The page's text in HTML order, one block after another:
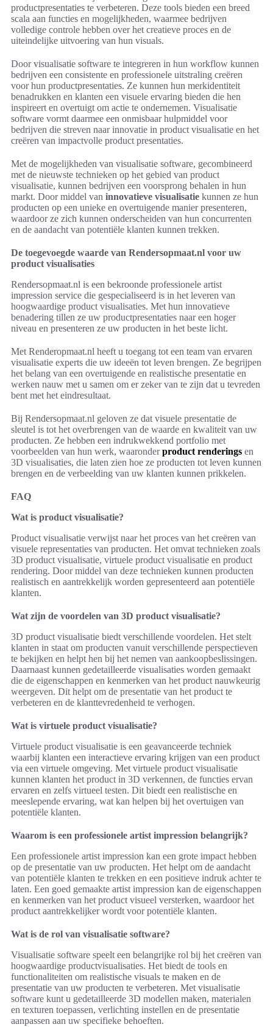
productpresentaties te verbeteren. Deze tools bieden een breed
scala aan functies en mogelijkheden, waarmee bedrijven
volledige controle hebben over het creatieve proces en de
uiteindelijke uitvoering van hun visuals.
Door visualisatie software te integreren in hun workflow kunnen
bedrijven een consistente en professionele uitstraling creëren
voor hun productpresentaties. Ze kunnen hun merkidentiteit
benadrukken en klanten een visuele ervaring bieden die hen
inspireert en overtuigt om actie te ondernemen. Visualisatie
software vormt daarmee een onmisbaar hulpmiddel voor
bedrijven die streven naar innovatie in product visualisatie en het
creëren van impactvolle product presentaties.
Met de mogelijkheden van visualisatie software, gecombineerd
met de nieuwste technieken op het gebied van product
visualisatie, kunnen bedrijven een voorsprong behalen in hun
markt. Door middel van innovatieve visualisatie kunnen ze hun
producten op een unieke en overtuigende manier presenteren,
waardoor ze zich kunnen onderscheiden van hun concurrenten
en de aandacht van potentiële klanten kunnen trekken.
De toegevoegde waarde van Rendersopmaat.nl voor uw
product visualisaties
Rendersopmaat.nl is een bekroonde professionele artist
impression service die gespecialiseerd is in het leveren van
hoogwaardige product visualisaties. Met hun innovatieve
benadering tillen ze uw productpresentaties naar een hoger
niveau en presenteren ze uw producten in het beste licht.
Met Renderopmaat.nl heeft u toegang tot een team van ervaren
visualisatie experts die uw ideeën tot leven brengen. Ze begrijpen
het belang van een overtuigende en realistische presentatie en
werken nauw met u samen om er zeker van te zijn dat u tevreden
bent met het eindresultaat.
Bij Rendersopmaat.nl geloven ze dat visuele presentatie de
sleutel is tot het overbrengen van de waarde en kwaliteit van uw
producten. Ze hebben een indrukwekkend portfolio met
voorbeelden van hun werk, waaronderproduct renderings en
3D visualisaties, die laten zien hoe ze producten tot leven kunnen
brengen en de verbeelding van uw klanten kunnen prikkelen.
FAQ
Wat is product visualisatie?
Product visualisatie verwijst naar het proces van het creëren van
visuele representaties van producten. Het omvat technieken zoals
3D product visualisatie, virtuele product visualisatie en product
rendering. Door middel van deze technieken kunnen producten
realistisch en aantrekkelijk worden gepresenteerd aan potentiële
klanten.
Wat zijn de voordelen van 3D product visualisatie?
3D product visualisatie biedt verschillende voordelen. Het stelt
klanten in staat om producten vanuit verschillende perspectieven
te bekijken en helpt hen bij het nemen van aankoopbeslissingen.
Daarnaast kunnen gedetailleerde visualisaties worden gemaakt
die de eigenschappen en kenmerken van het product nauwkeurig
weergeven. Dit helpt om de presentatie van het product te
verbeteren en de klanttevredenheid te verhogen.
Wat is virtuele product visualisatie?
Virtuele product visualisatie is een geavanceerde techniek
waarbij klanten een interactieve ervaring krijgen van een product
via een virtuele omgeving. Met virtuele product visualisatie
kunnen klanten het product in 3D verkennen, de functies ervan
ervaren en zelfs virtueel testen. Dit biedt een realistische en
meeslepende ervaring, wat kan helpen bij het overtuigen van
potentiële klanten.
Waarom is een professionele artist impression belangrijk?
Een professionele artist impression kan een grote impact hebben
op de presentatie van uw producten. Het helpt om de aandacht
van potentiële klanten te trekken en een positieve indruk achter te
laten. Een goed gemaakte artist impression kan de eigenschappen
en kenmerken van het product visueel versterken, waardoor het
product aantrekkelijker wordt voor potentiële klanten.
Wat is de rol van visualisatie software?
Visualisatie software speelt een belangrijke rol bij het creëren van
hoogwaardige productvisualisaties. Het biedt de tools en
functionaliteiten om realistische visuals te maken en de
presentatie van uw producten te verbeteren. Met visualisatie
software kunt u gedetailleerde 3D modellen maken, materialen
en texturen toepassen, verlichting instellen en de presentatie
aanpassen aan uw specifieke behoeften.